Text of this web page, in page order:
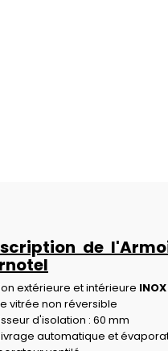
de
extérieure et intérieure
vitrée non réversible
d'isolation : 60 mm
automatique et